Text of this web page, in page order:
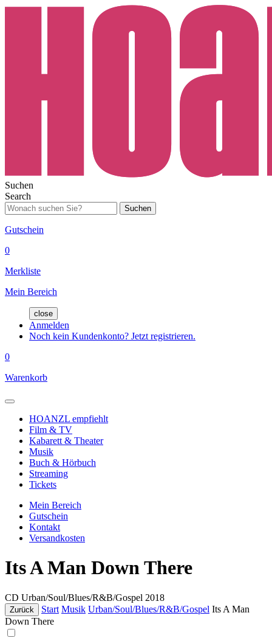
Suchen
Search
Suchen
Gutschein
0
Merkliste
Mein Bereich
close
Anmelden
Noch kein Kundenkonto? Jetzt registrieren.
0
Warenkorb
HOANZL empfiehlt
Film & TV
Kabarett & Theater
Musik
Buch & Hörbuch
Streaming
Tickets
Mein Bereich
Gutschein
Kontakt
Versandkosten
Its A Man Down There
CD Urban/Soul/Blues/R&B/Gospel 2018
Zurück Start Musik Urban/Soul/Blues/R&B/Gospel Its A Man
Down There